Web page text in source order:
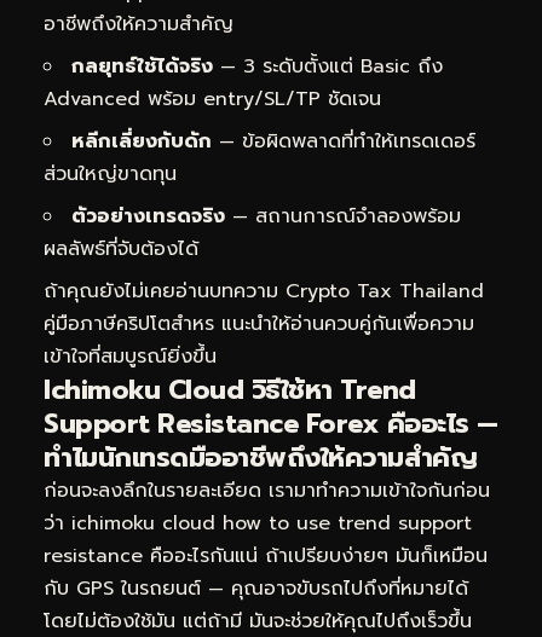
อาชีพถึงให้ความสำคัญ
กลยุทธ์ใช้ได้จริง — 3 ระดับตั้งแต่ Basic ถึง
Advanced พร้อม entry/SL/TP ชัดเจน
หลีกเลี่ยงกับดัก — ข้อผิดพลาดที่ทำให้เทรดเดอร์
ส่วนใหญ่ขาดทุน
ตัวอย่างเทรดจริง — สถานการณ์จำลองพร้อม
ผลลัพธ์ที่จับต้องได้
ถ้าคุณยังไม่เคยอ่านบทความ Crypto Tax Thailand
คู่มือภาษีคริปโตสำหร แนะนำให้อ่านควบคู่กันเพื่อความ
เข้าใจที่สมบูรณ์ยิ่งขึ้น
Ichimoku Cloud วิธีใช้หา Trend
Support Resistance Forex คืออะไร —
ทำไมนักเทรดมืออาชีพถึงให้ความสำคัญ
ก่อนจะลงลึกในรายละเอียด เรามาทำความเข้าใจกันก่อน
ว่า ichimoku cloud how to use trend support
resistance คืออะไรกันแน่ ถ้าเปรียบง่ายๆ มันก็เหมือน
กับ GPS ในรถยนต์ — คุณอาจขับรถไปถึงที่หมายได้
โดยไม่ต้องใช้มัน แต่ถ้ามี มันจะช่วยให้คุณไปถึงเร็วขึ้น